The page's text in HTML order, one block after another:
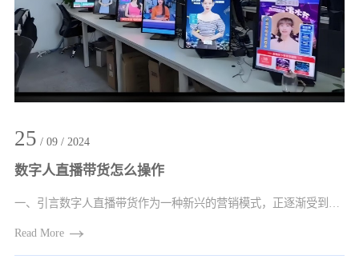
25 / 09 / 2024
数字人直播带货怎么操作
一、引言数字人直播带货作为一种新兴的营销模式，正逐渐受到商家的青睐。它融合了人工···
Read More